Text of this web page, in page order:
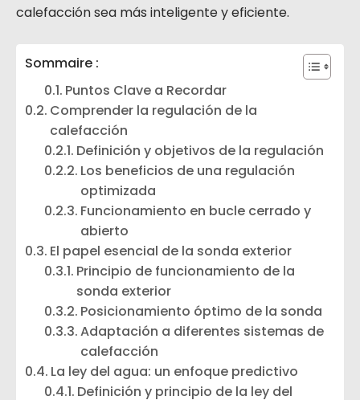
calefacción sea más inteligente y eficiente.
Sommaire :
Puntos Clave a Recordar
Comprender la regulación de la
calefacción
Definición y objetivos de la regulación
Los beneficios de una regulación
optimizada
Funcionamiento en bucle cerrado y
abierto
El papel esencial de la sonda exterior
Principio de funcionamiento de la
sonda exterior
Posicionamiento óptimo de la sonda
Adaptación a diferentes sistemas de
calefacción
La ley del agua: un enfoque predictivo
Definición y principio de la ley del